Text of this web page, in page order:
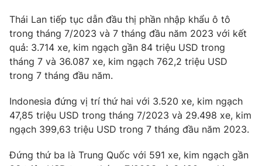
Hitech Công nghệ tương lai
Sản phẩm
Thị trường
Tư vấn
Giao lưu trực tuyến
Lịch phát sóng
Chuyên mục khác
Emagazine Podcast
Photo Infographic
Thái Lan tiếp tục dẫn đầu thị phần nhập khẩu ô tô
trong tháng 7/2023 và 7 tháng đầu năm 2023 với kết
quả: 3.714 xe, kim ngạch gần 84 triệu USD trong
tháng 7 và 36.087 xe, kim ngạch 762,2 triệu USD
trong 7 tháng đầu năm.
Indonesia đứng vị trí thứ hai với 3.520 xe, kim ngạch
47,85 triệu USD trong tháng 7/2023 và 29.498 xe, kim
ngạch 399,63 triệu USD trong 7 tháng đầu năm 2023.
Đứng thứ ba là Trung Quốc với 591 xe, kim ngạch gần